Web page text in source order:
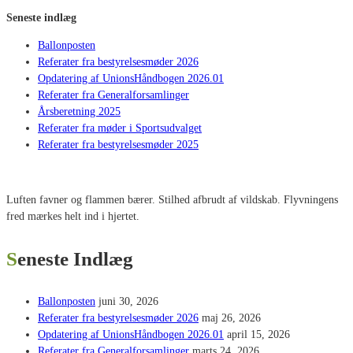
Seneste indlæg
Ballonposten
Referater fra bestyrelsesmøder 2026
Opdatering af UnionsHåndbogen 2026.01
Referater fra Generalforsamlinger
Årsberetning 2025
Referater fra møder i Sportsudvalget
Referater fra bestyrelsesmøder 2025
Luften favner og flammen bærer. Stilhed afbrudt af vildskab. Flyvningens
fred mærkes helt ind i hjertet.
Seneste Indlæg
Ballonposten juni 30, 2026
Referater fra bestyrelsesmøder 2026 maj 26, 2026
Opdatering af UnionsHåndbogen 2026.01 april 15, 2026